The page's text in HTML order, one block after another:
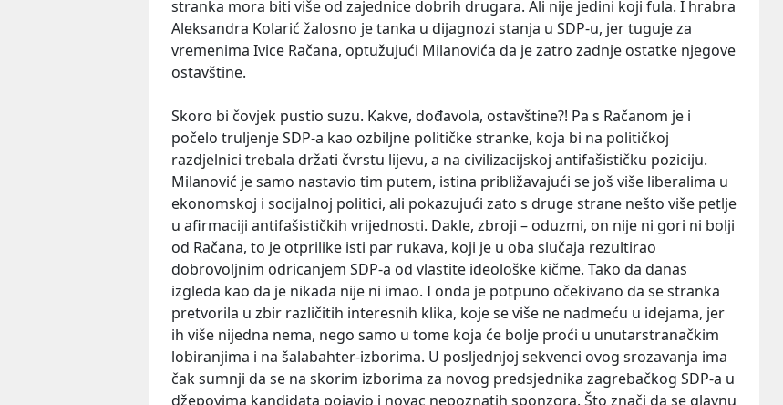
stranka mora biti više od zajednice dobrih drugara. Ali nije jedini koji fula. I hrabra
Aleksandra Kolarić žalosno je tanka u dijagnozi stanja u SDP-u, jer tuguje za
vremenima Ivice Račana, optužujući Milanovića da je zatro zadnje ostatke njegove
ostavštine.
Skoro bi čovjek pustio suzu. Kakve, dođavola, ostavštine?! Pa s Račanom je i
počelo truljenje SDP-a kao ozbiljne političke stranke, koja bi na političkoj
razdjelnici trebala držati čvrstu lijevu, a na civilizacijskoj antifašističku poziciju.
Milanović je samo nastavio tim putem, istina približavajući se još više liberalima u
ekonomskoj i socijalnoj politici, ali pokazujući zato s druge strane nešto više petlje
u afirmaciji antifašističkih vrijednosti. Dakle, zbroji – oduzmi, on nije ni gori ni bolji
od Račana, to je otprilike isti par rukava, koji je u oba slučaja rezultirao
dobrovoljnim odricanjem SDP-a od vlastite ideološke kičme. Tako da danas
izgleda kao da je nikada nije ni imao. I onda je potpuno očekivano da se stranka
pretvorila u zbir različitih interesnih klika, koje se više ne nadmeću u idejama, jer
ih više nijedna nema, nego samo u tome koja će bolje proći u unutarstranačkim
lobiranjima i na šalabahter-izborima. U posljednjoj sekvenci ovog srozavanja ima
čak sumnji da se na skorim izborima za novog predsjednika zagrebačkog SDP-a u
džepovima kandidata pojavio i novac nepoznatih sponzora. Što znači da se glavnu